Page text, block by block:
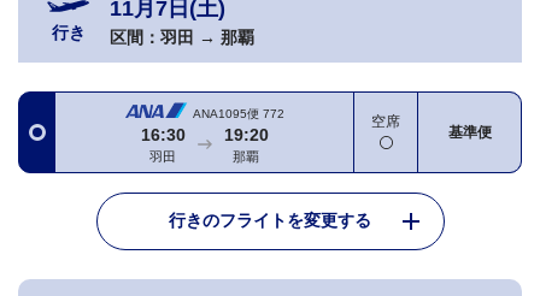
行き
11月7日(土)
区間： 羽田 → 那覇
ANA1095便 772
16:30
羽田
19:20
那覇
空席
基準便
行きのフライトを変更する